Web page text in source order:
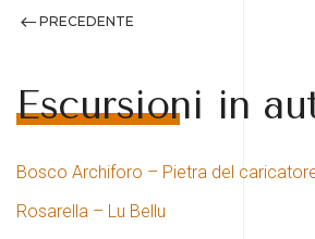
PRECEDENTE
Escursioni in
Bosco Archiforo – Pietra del
Rosarella – Lu Bellu